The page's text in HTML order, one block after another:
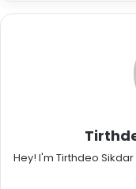
Hey! I'm Tirthdeo Sikdar